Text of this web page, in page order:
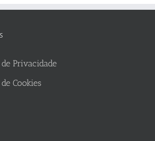
Privacidade
Cookies